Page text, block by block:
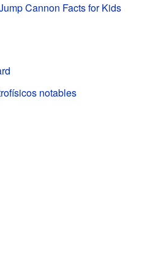
Cannon Facts for Kids
notables